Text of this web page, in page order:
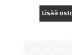
Lisää